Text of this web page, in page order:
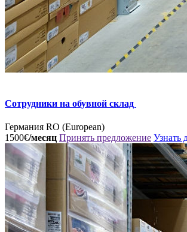
Сотрудники на обувной склад
Германия RO (European)
1500€/месяц Принять предложение Узнать